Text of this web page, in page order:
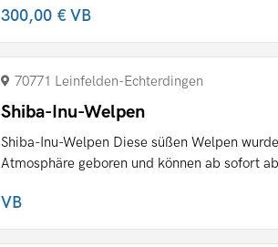
300,00 €VB
70771 Leinfelden-Echterdingen
Shiba-Inu-Welpen
Shiba-Inu-Welpen Diese süßen Welpen
Atmosphäre geboren und können ab sofort
VB